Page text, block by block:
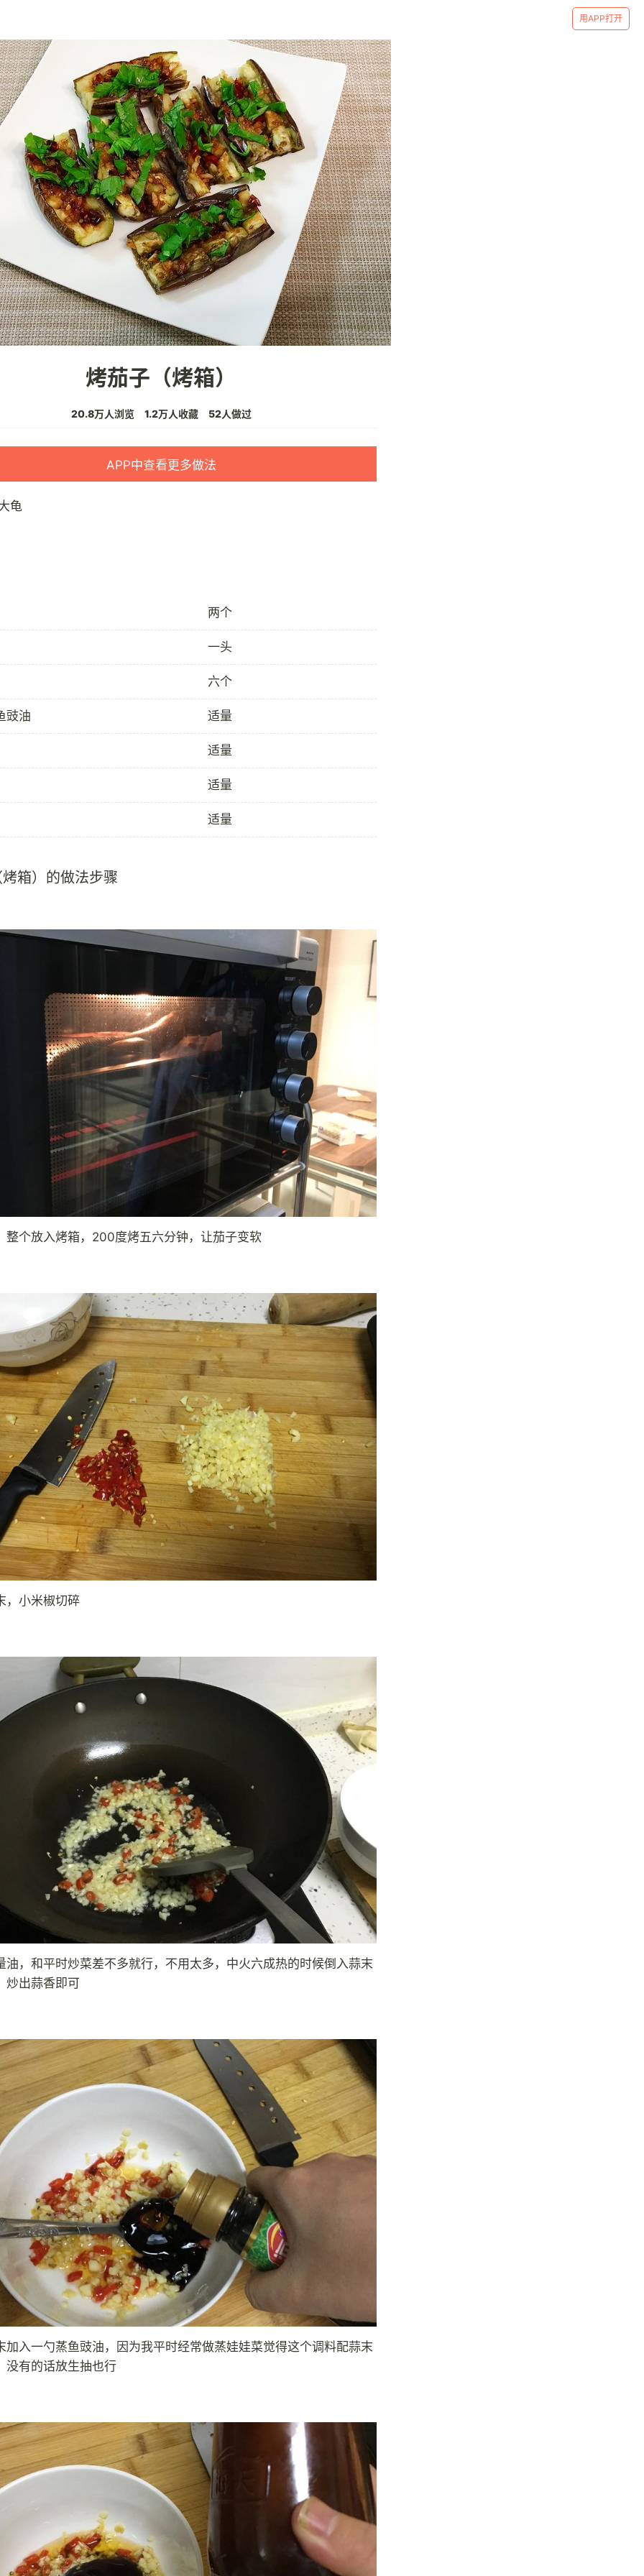
用APP打开
烤茄子（烤箱）
20.8万人浏览 1.2万人收藏 52人做过
APP中查看更多做法
龟
两个
一头
六个
豉油 适量
适量
适量
适量
箱）的做法步骤
整个放入烤箱，200度烤五六分钟，让茄子变软
，小米椒切碎
油，和平时炒菜差不多就行，不用太多，中火六成热的时候倒入蒜末
炒出蒜香即可
加入一勺蒸鱼豉油，因为我平时经常做蒸娃娃菜觉得这个调料配蒜末
没有的话放生抽也行